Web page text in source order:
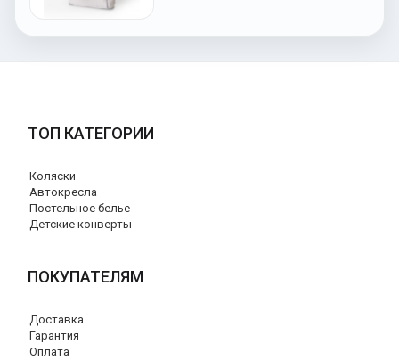
ТОП КАТЕГОРИИ
Коляски
Автокресла
Постельное белье
Детские конверты
ПОКУПАТЕЛЯМ
Доставка
Гарантия
Оплата